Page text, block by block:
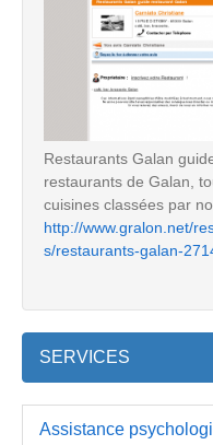
Restaurants Galan
restaurants de Galan,
cuisines classées par
http://www.gralon.net/
s/restaurants-galan-
SERVICES
Assistance